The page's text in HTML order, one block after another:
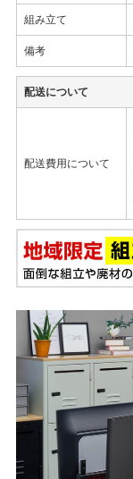
組み立て
備考
配送について
配送費用について